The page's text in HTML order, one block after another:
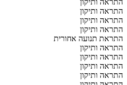
התראה ותיקון
התראה ותיקון
התראה ותיקון
התראת תנועה אחורית
התראה ותיקון
התראה ותיקון
התראה ותיקון
התראה ותיקון